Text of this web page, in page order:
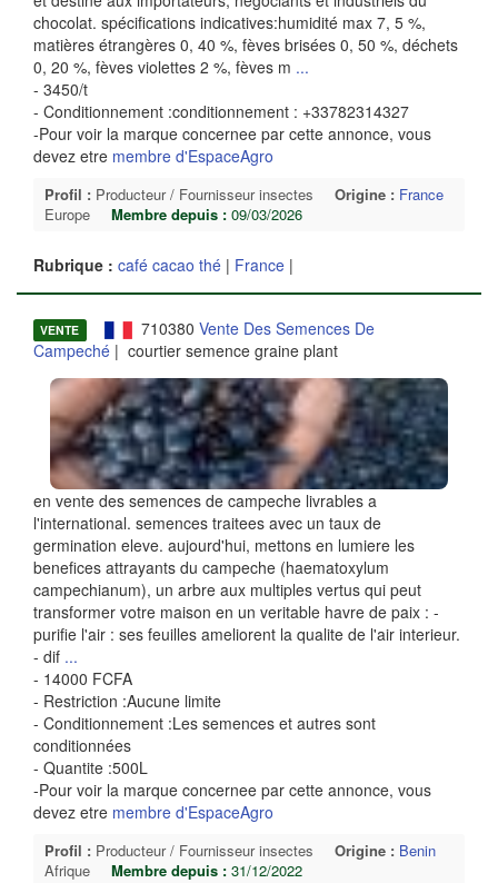
chocolat. spécifications indicatives:humidité max 7, 5 %,
matières étrangères 0, 40 %, fèves brisées 0, 50 %, déchets
0, 20 %, fèves violettes 2 %, fèves m ...
- 3450/t
- Conditionnement :conditionnement : +33782314327
-Pour voir la marque concernee par cette annonce, vous
devez etre membre d'EspaceAgro
Profil : Producteur / Fournisseur insectes Origine : France
Europe
Membre depuis : 09/03/2026
Rubrique : café cacao thé | France |
VENTE 710380 Vente Des Semences De
Campeché | courtier semence graine plant
en vente des semences de campeche livrables a
l'international. semences traitees avec un taux de
germination eleve. aujourd'hui, mettons en lumiere les
benefices attrayants du campeche (haematoxylum
campechianum), un arbre aux multiples vertus qui peut
transformer votre maison en un veritable havre de paix : -
purifie l'air : ses feuilles ameliorent la qualite de l'air interieur.
- dif ...
- 14000 FCFA
- Restriction :Aucune limite
- Conditionnement :Les semences et autres sont
conditionnées
- Quantite :500L
-Pour voir la marque concernee par cette annonce, vous
devez etre membre d'EspaceAgro
Profil : Producteur / Fournisseur insectes Origine : Benin
Afrique
Membre depuis : 31/12/2022